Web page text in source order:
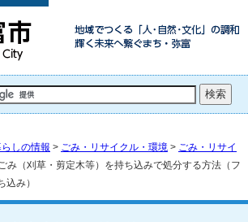
しの情報 > ごみ・リサイクル・環境 > ごみ・リサイ
み（刈草・剪定木等）を持ち込みで処分する方法（フ
み）